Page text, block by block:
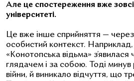
Але це спостереження вже
університеті.
Це вже інше сприйняття —
особистий контекст. Наприклад,
«Конотопська відьма»
глядачем і за собою. Тоді минув
війни, й виникало відчуття, що